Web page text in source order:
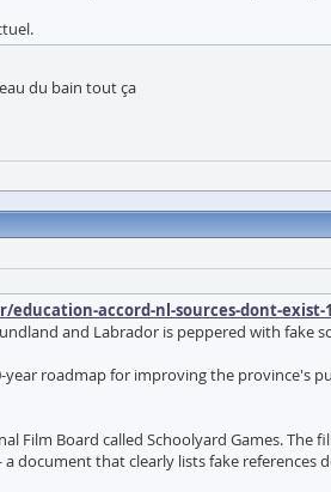
du bain tout ça
accord-nl-sources-dont-exist-
and Labrador is peppered with fake
roadmap for improving the
Film Board called Schoolyard Games.
that clearly lists fake references